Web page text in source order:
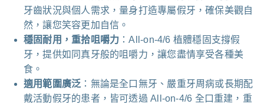
牙齒狀況與個人需求，量身打造專屬假牙，確保美觀自
然，讓您笑容更加自信。
穩固耐用，重拾咀嚼力 ：All-on-4/6 植體穩固支撐假
牙，提供如同真牙般的咀嚼力，讓您盡情享受各種美
食。
適用範圍廣泛 ：無論是全口無牙、嚴重牙周病或長期配
戴活動假牙的患者，皆可透過 All-on-4/6 全口重建，重